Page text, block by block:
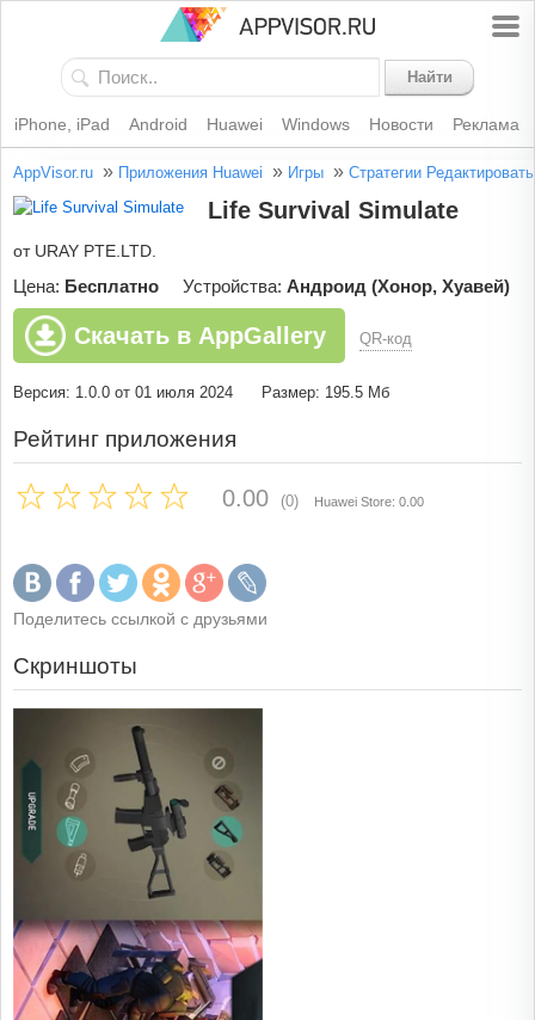
Найти
iPhone, iPad Android Huawei Windows Новости Реклама
AppVisor.ru » Приложения Huawei » Игры » Стратегии Редактировать
Life Survival Simulate
от URAY PTE.LTD.
Цена: Бесплатно Устройства: Андроид (Хонор, Хуавей)
Скачать в AppGallery QR-код
Версия: 1.0.0 от 01 июля 2024 Размер: 195.5 Мб
Рейтинг приложения
0.00 (0) Huawei Store: 0.00
Поделитесь ссылкой с друзьями
Скриншоты